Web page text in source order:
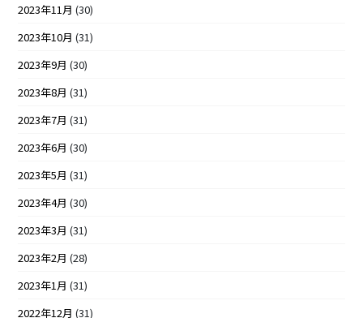
2023年11月 (30)
2023年10月 (31)
2023年9月 (30)
2023年8月 (31)
2023年7月 (31)
2023年6月 (30)
2023年5月 (31)
2023年4月 (30)
2023年3月 (31)
2023年2月 (28)
2023年1月 (31)
2022年12月 (31)